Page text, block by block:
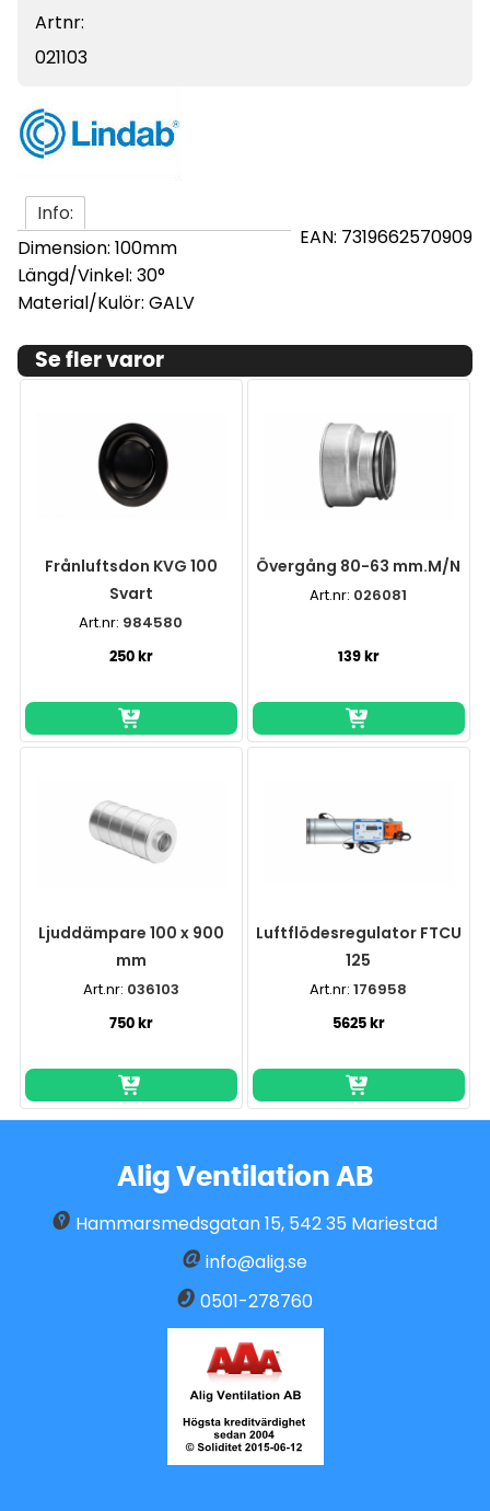
Artnr:
021103
Info:
Dimension: 100mm
Längd/Vinkel: 30°
Material/Kulör: GALV
EAN: 7319662570909
Se fler varor
Frånluftsdon KVG 100
Svart
Art.nr: 984580
250 kr
Övergång 80-63 mm.M/N
Art.nr: 026081
139 kr
Ljuddämpare 100 x 900
mm
Art.nr: 036103
750 kr
Luftflödesregulator FTCU
125
Art.nr:176958
5625 kr
Alig Ventilation AB
Hammarsmedsgatan 15, 542 35 Mariestad
info@alig.se
0501-278760